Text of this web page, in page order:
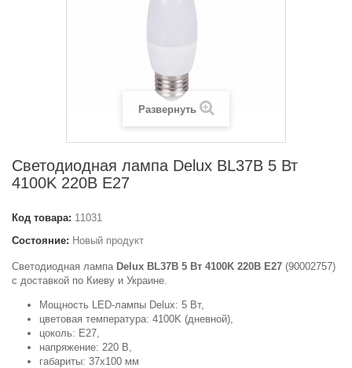
Развернуть
Светодиодная лампа Delux BL37B 5 Вт
4100K 220В E27
Код товара: 11031
Состояние: Новый продукт
Светодиодная лампа Delux BL37B 5 Вт 4100K 220В E27 (90002757)
с доставкой по Киеву и Украине.
Мощность LED-лампы Delux: 5 Вт,
цветовая температура: 4100K (дневной),
цоколь: E27,
напряжение: 220 В,
габариты: 37х100 мм